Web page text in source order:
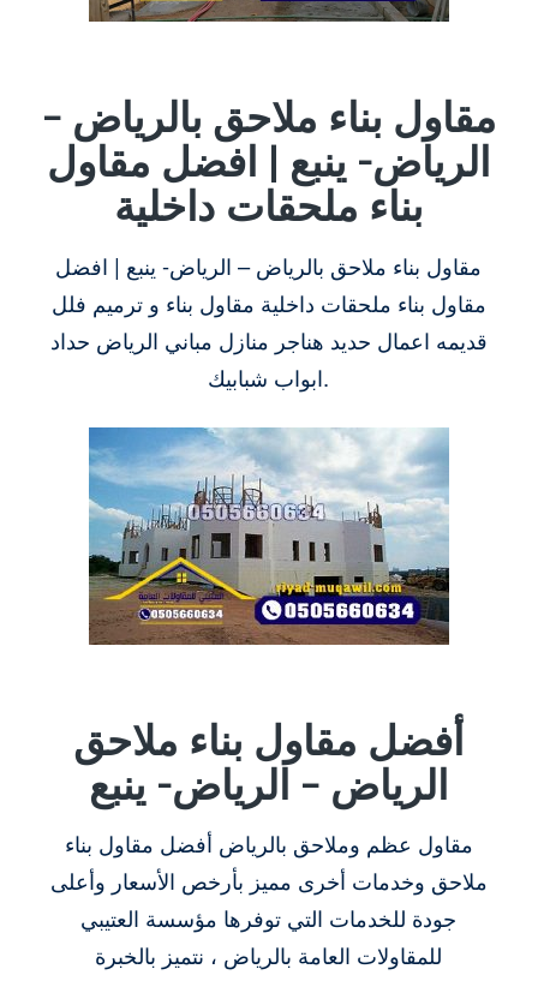
مقاول بناء ملاحق بالرياض –
الرياض- ينبع | افضل مقاول
بناء ملحقات داخلية
مقاول بناء ملاحق بالرياض – الرياض- ينبع | افضل
مقاول بناء ملحقات داخلية مقاول بناء و ترميم فلل
قديمه اعمال حديد هناجر منازل مباني الرياض حداد
ابواب شبابيك.
أفضل مقاول بناء ملاحق
الرياض – الرياض- ينبع
مقاول عظم وملاحق بالرياض أفضل مقاول بناء
ملاحق وخدمات أخرى مميز بأرخص الأسعار وأعلى
جودة للخدمات التي توفرها مؤسسة العتيبي
للمقاولات العامة بالرياض ، نتميز بالخبرة